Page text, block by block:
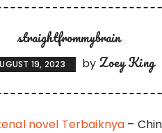
straightfrommybrain
19, 2023 by Zoey King
novel Terbaiknya –